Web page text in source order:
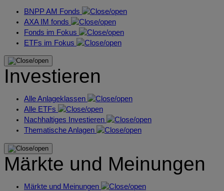
BNPP AM Fonds
AXA IM fonds
Fonds im Fokus
ETFs im Fokus
Investieren
Alle Anlageklassen
Alle ETFs
Nachhaltiges Investieren
Thematische Anlagen
Märkte und Meinungen
Märkte und Meinungen